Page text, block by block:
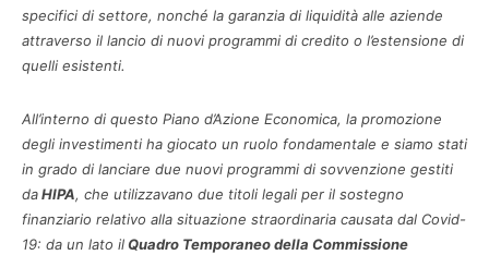
specifici di settore, nonché la garanzia di liquidità alle aziende
attraverso il lancio di nuovi programmi di credito o l’estensione di
quelli esistenti.
All’interno di questo Piano d’Azione Economica, la promozione
degli investimenti ha giocato un ruolo fondamentale e siamo stati
in grado di lanciare due nuovi programmi di sovvenzione gestiti
daHIPA, che utilizzavano due titoli legali per il sostegno
finanziario relativo alla situazione straordinaria causata dal Covid-
19: da un lato ilQuadro Temporaneo della Commissione